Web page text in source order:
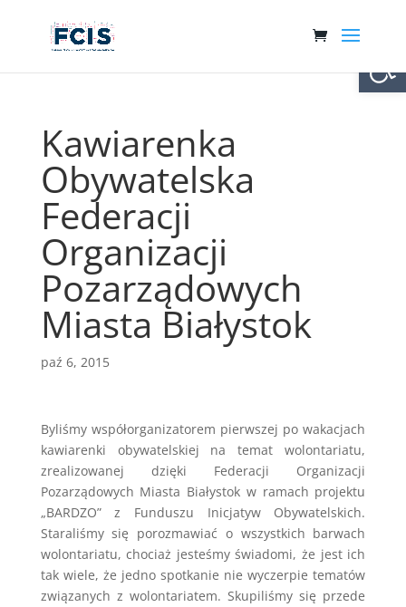
Kawiarenka
Obywatelska
Federacji
Organizacji
Pozarządowych
Miasta Białystok
paź 6, 2015
Byliśmy współorganizatorem pierwszej po wakacjach
kawiarenki obywatelskiej na temat wolontariatu,
zrealizowanej dzięki Federacji Organizacji
Pozarządowych Miasta Białystok w ramach projektu
„BARDZO” z Funduszu Inicjatyw Obywatelskich.
Staraliśmy się porozmawiać o wszystkich barwach
wolontariatu, chociaż jesteśmy świadomi, że jest ich
tak wiele, że jedno spotkanie nie wyczerpie tematów
związanych z wolontariatem. Skupiliśmy się przede